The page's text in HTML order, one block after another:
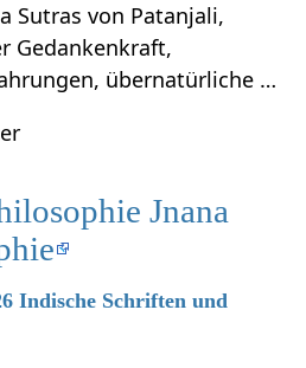
Sutras von Patanjali,
Gedankenkraft,
übernatürliche …
Jnana
Indische Schriften und